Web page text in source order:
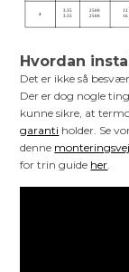
Hvordan
Det er ikke så
Der er dog nogle
kunne sikre, at
garanti holder. Se
denne
for trin guide her